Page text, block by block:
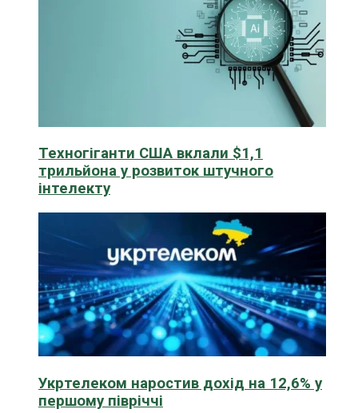
Техногіганти США вклали $1,1
трильйона у розвиток штучного
інтелекту
Укртелеком наростив дохід на 12,6% у
першому півріччі